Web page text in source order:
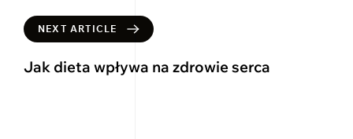
NEXT ARTICLE
Jak dieta wpływa na zdrowie serca